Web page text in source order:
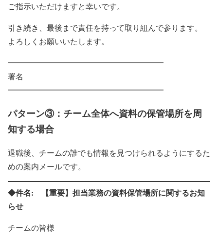
ご指示いただけますと幸いです。
引き続き、最後まで責任を持って取り組んで参ります。
よろしくお願いいたします。
━━━━━━━━━━━━━━━━━━━━
署名
━━━━━━━━━━━━━━━━━━━━
パターン③：チーム全体へ資料の保管場所を周
知する場合
退職後、チームの誰でも情報を見つけられるようにするた
めの案内メールです。
◆件名: 【重要】担当業務の資料保管場所に関するお知
らせ
チームの皆様